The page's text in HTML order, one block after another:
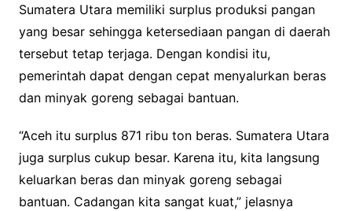
Sumatera Utara memiliki surplus produksi pangan
yang besar sehingga ketersediaan pangan di daerah
tersebut tetap terjaga. Dengan kondisi itu,
pemerintah dapat dengan cepat menyalurkan beras
dan minyak goreng sebagai bantuan.
“Aceh itu surplus 871 ribu ton beras. Sumatera Utara
juga surplus cukup besar. Karena itu, kita langsung
keluarkan beras dan minyak goreng sebagai
bantuan. Cadangan kita sangat kuat,” jelasnya